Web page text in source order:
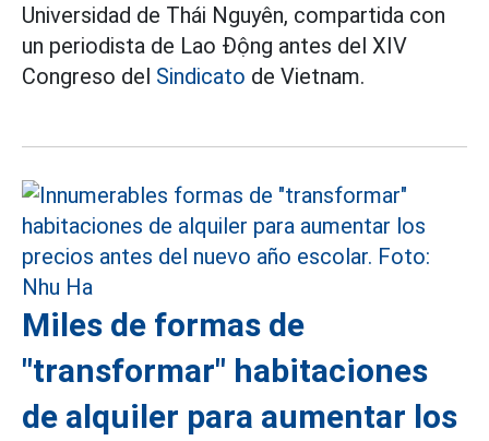
Universidad de Thái Nguyên, compartida con
un periodista de Lao Động antes del XIV
Congreso del Sindicato de Vietnam.
Miles de formas de
"transformar" habitaciones
de alquiler para aumentar los